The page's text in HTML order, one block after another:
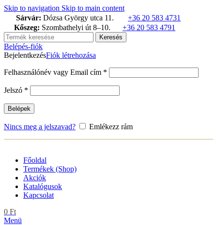
Skip to navigation Skip to main content
Sárvár: Dózsa György utca 11.
+36 20 583 4731
Kőszeg: Szombathelyi út 8–10. +36 20 583 4791
Keresés
Belépés-fiók
BejelentkezésFiók létrehozása
Felhasználónév vagy Email cím *
Jelszó *
Belépek
Nincs meg a jelszavad? Emlékezz rám
Főoldal
Termékek (Shop)
Akciók
Katalógusok
Kapcsolat
0 Ft
Menü